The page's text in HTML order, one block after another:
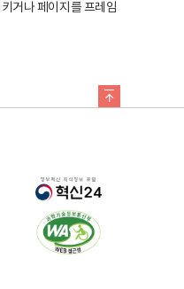
거나 페이지를 프레임